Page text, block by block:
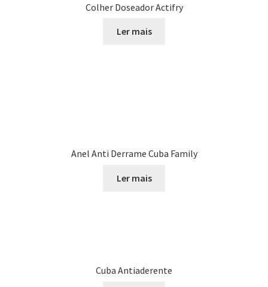
Colher Doseador Actifry
Ler mais
Anel Anti Derrame Cuba Family
Ler mais
Cuba Antiaderente